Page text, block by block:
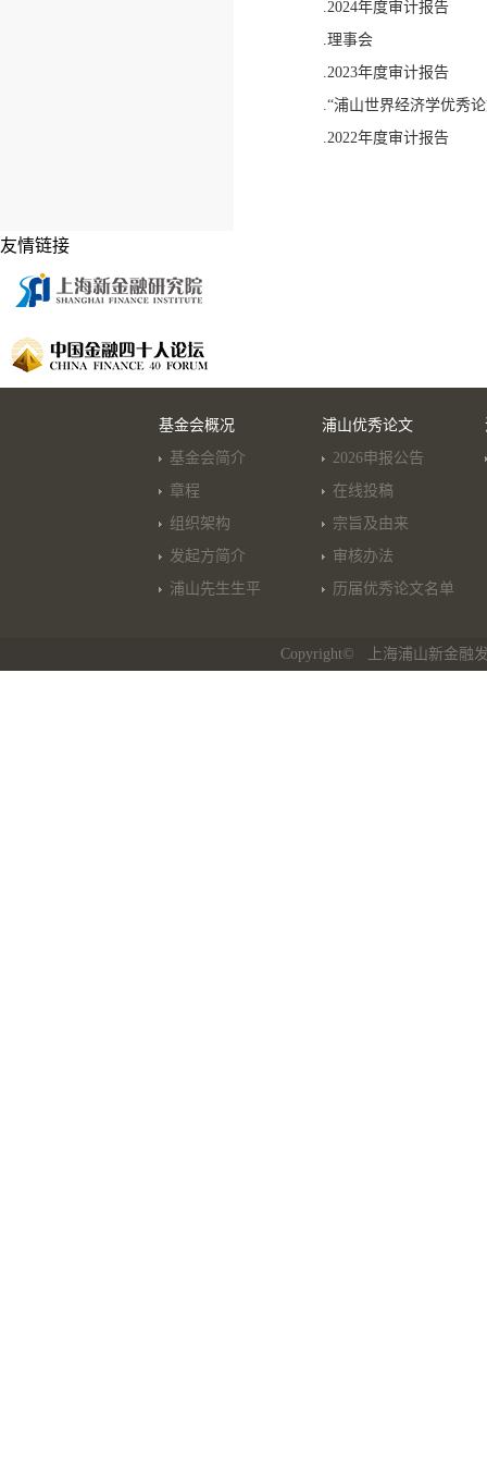
.2024年度审计报告
.理事会
.2023年度审计报告
.“浦山世界经济学优秀
.2022年度审计报告
友情链接
基金会概况
基金会简介
章程
组织架构
发起方简介
浦山先生生平
浦山优秀论文
2026申报公告
在线投稿
宗旨及由来
审核办法
历届优秀论文名单
Copyright© 上海浦山新金融